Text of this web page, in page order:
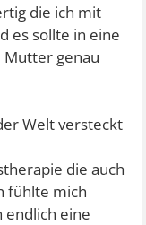
die ich mit
es sollte in eine
Mutter genau
Welt versteckt
die auch
fühlte mich
endlich eine